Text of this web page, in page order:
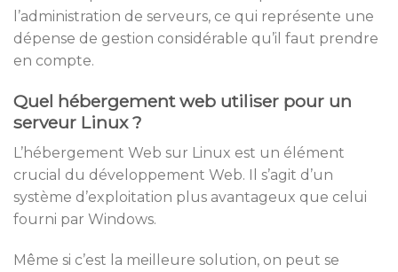
l’administration de serveurs, ce qui représente une
dépense de gestion considérable qu’il faut prendre
en compte.
Quel hébergement web utiliser pour un
serveur Linux ?
L’hébergement Web sur Linux est un élément
crucial du développement Web. Il s’agit d’un
système d’exploitation plus avantageux que celui
fourni par Windows.
Même si c’est la meilleure solution, on peut se